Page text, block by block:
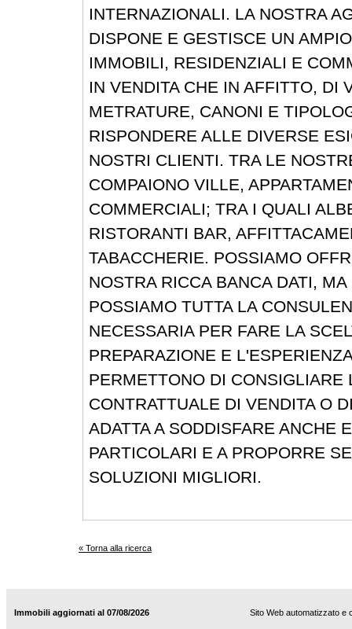
INTERNAZIONALI. LA NOSTRA
DISPONE E GESTISCE UN
IMMOBILI, RESIDENZIALI E
IN VENDITA CHE IN AFFITTO, DI
METRATURE, CANONI E
RISPONDERE ALLE DIVERSE
NOSTRI CLIENTI. TRA LE
COMPAIONO VILLE,
COMMERCIALI; TRA I QUALI
RISTORANTI BAR,
TABACCHERIE. POSSIAMO
NOSTRA RICCA BANCA DATI,
POSSIAMO TUTTA LA
NECESSARIA PER FARE LA
PREPARAZIONE E
PERMETTONO DI CONSIGLIARE
CONTRATTUALE DI VENDITA O
ADATTA A SODDISFARE ANCHE
PARTICOLARI E A PROPORRE
SOLUZIONI MIGLIORI.
« Torna alla ricerca
Immobili aggiornati al 07/08/2026 Sito Web automatizzato e